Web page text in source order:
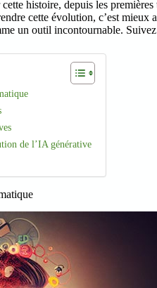
histoire, depuis les
cette évolution, c’est mieux
un outil incontournable.
de l’IA générative